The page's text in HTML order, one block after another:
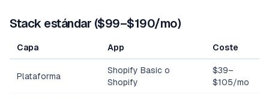
Stack estándar ($99–$190/mo)
Capa App Coste
Plataforma
Shopify Basic o
Shopify
$39–
$105/mo